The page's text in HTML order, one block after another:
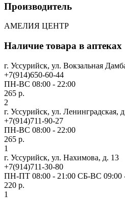
Производитель
АМЕЛИЯ ЦЕНТР
Наличие товара в аптеках
г. Уссурийск, ул. Вокзальная
+7(914)650-60-44
ПН-ВС 08:00 - 22:00
265 р.
2
г. Уссурийск, ул. Ленинградская,
+7(914)711-90-27
ПН-ВС 08:00 - 22:00
265 р.
1
г. Уссурийск, ул. Нахимова, д. 13
+7(914)711-30-80
ПН-ПТ 08:00 - 21:00 СБ-ВС 09:00
220 р.
1